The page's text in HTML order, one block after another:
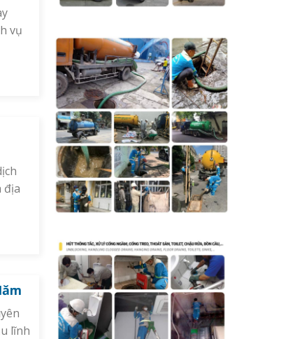
vụ
địa
lĩnh